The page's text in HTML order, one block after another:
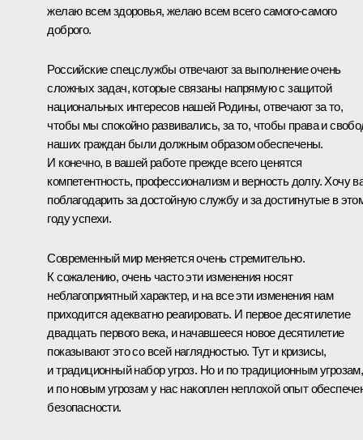
желаю всем здоровья, желаю всем всего самого-самого
доброго.
Российские спецслужбы отвечают за выполнение очень
сложных задач, которые связаны напрямую с защитой
национальных интересов нашей Родины, отвечают за то,
чтобы мы спокойно развивались, за то, чтобы права и
наших граждан были должным образом обеспечены.
И конечно, в вашей работе прежде всего ценятся
компетентность, профессионализм и верность долгу. Хочу
поблагодарить за достойную службу и за достигнутые в
году успехи.
Современный мир меняется очень стремительно.
К сожалению, очень часто эти изменения носят
неблагоприятный характер, и на все эти изменения нам
приходится адекватно реагировать. И первое десятилетие
двадцать первого века, и начавшееся новое десятилетие
показывают это со всей наглядностью. Тут и кризисы,
и традиционный набор угроз. Но и по традиционным угрозам,
и по новым угрозам у нас накоплен неплохой опыт
безопасности.